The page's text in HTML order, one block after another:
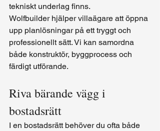
tekniskt underlag finns.
Wolfbuilder hjälper villaägare att öppna
upp planlösningar på ett tryggt och
professionellt sätt. Vi kan samordna
både konstruktör, byggprocess och
färdigt utförande.
Riva bärande vägg i
bostadsrätt
I en bostadsrätt behöver du ofta både